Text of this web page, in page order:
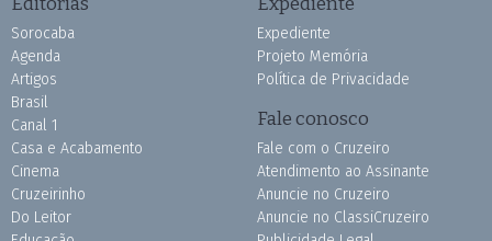
Sorocaba
Agenda
Artigos
Brasil
Canal 1
Casa e Acabamento
Cinema
Cruzeirinho
Do Leitor
Expediente
Projeto Memória
Política de Privacidade
Fale conosco
Fale com o Cruzeiro
Atendimento ao Assinante
Anuncie no Cruzeiro
Anuncie no ClassiCruzeiro